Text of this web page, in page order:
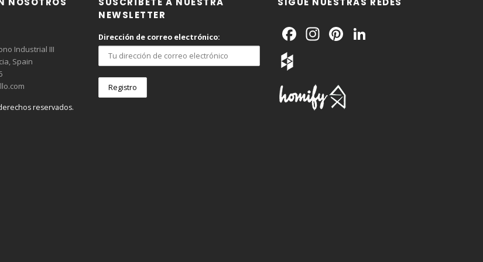
Industrial III
Spain
reservados.
NEWSLETTER
Dirección de correo electrónico: FacebookInstagramPinterest